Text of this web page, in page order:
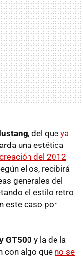
, del que ya
una estética
del 2012
ellos, recibirá
generales del
el estilo retro
este caso por
GT500 y la de la
con algo que no se